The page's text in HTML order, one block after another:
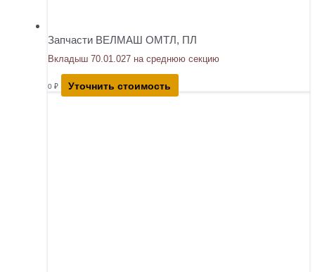
Запчасти ВЕЛМАШ ОМТЛ, ПЛ
Вкладыш 70.01.027 на среднюю секцию
0 ₽ Уточнить стоимость